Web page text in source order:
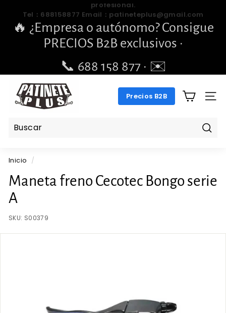
directamente
diapositivas
pausa
🔥 ¿Empresa o autónomo? Consigue
PRECIOS B2B exclusivos ·
📞 688 158 877 · ✉️
pengchengbrillante@gmail.com
A
T
E
P
L
U
S.
Precios B2B
Inicio /
Maneta freno Cecotec Bongo serie
A
SKU: S00379